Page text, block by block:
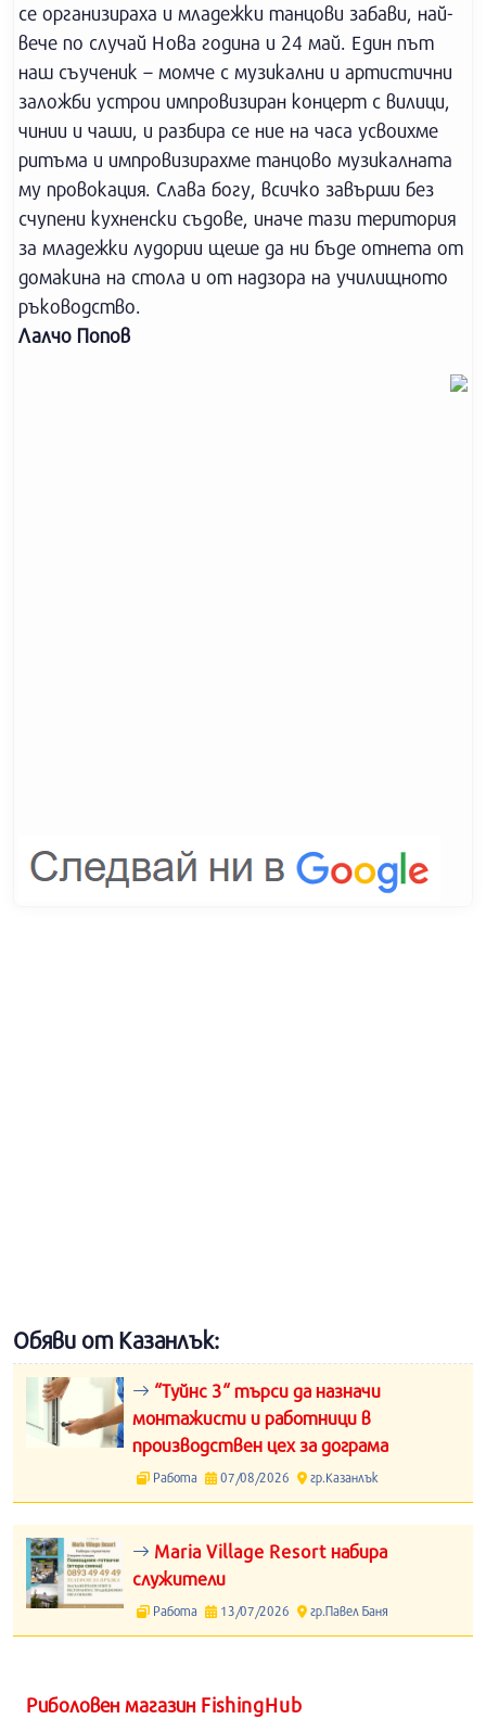
се организираха и младежки танцови забави, най-
вече по случай Нова година и 24 май. Един път
наш съученик – момче с музикални и артистични
заложби устрои импровизиран концерт с вилици,
чинии и чаши, и разбира се ние на часа усвоихме
ритъма и импровизирахме танцово музикалната
му провокация. Слава богу, всичко завърши без
счупени кухненски съдове, иначе тази територия
за младежки лудории щеше да ни бъде отнета от
домакина на стола и от надзора на училищното
ръководство.
Лалчо Попов
Обяви от Казанлък:
“Туйнс 3“ търси да назначи
монтажисти и работници в
производствен цех за дограма
Работа 07/08/2026 гр.Казанлък
Maria Village Resort набира
служители
Работа 13/07/2026 гр.Павел Баня
Риболовен магазин FishingHub